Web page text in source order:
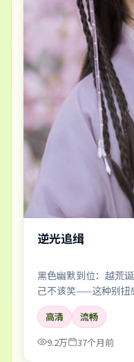
逆光追缉
黑色幽默到位：越荒
己不该笑——这种别扭
高清
流畅
9.2万
37个月前